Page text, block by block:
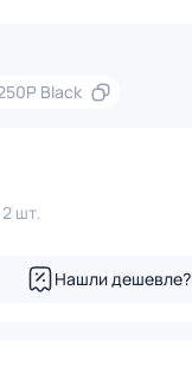
250P Black
шт.
Нашли дешевле?